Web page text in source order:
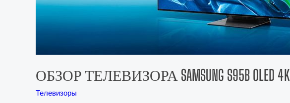
ОБЗОР ТЕЛЕВИЗОРА SAMSUNG S95B OLED 4K
Телевизоры